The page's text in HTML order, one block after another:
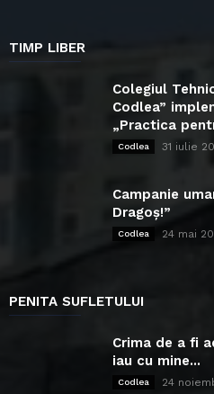
TIMP LIBER
Colegiul
Codlea”
„Practica
Codlea 31 iulie
Campanie
Dragoș!”
Codlea 24 mai
PENITA SUFLETULUI
Crima de a fi
iau cu mine...
Codlea 24